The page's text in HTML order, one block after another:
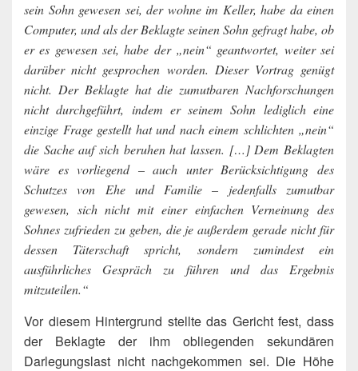
sein Sohn gewesen sei, der wohne im Keller, habe da einen
Computer, und als der Beklagte seinen Sohn gefragt habe, ob
er es gewesen sei, habe der „nein“ geantwortet, weiter sei
darüber nicht gesprochen worden. Dieser Vortrag genügt
nicht. Der Beklagte hat die zumutbaren Nachforschungen
nicht durchgeführt, indem er seinem Sohn lediglich eine
einzige Frage gestellt hat und nach einem schlichten „nein“
die Sache auf sich beruhen hat lassen. […] Dem Beklagten
wäre es vorliegend – auch unter Berücksichtigung des
Schutzes von Ehe und Familie – jedenfalls zumutbar
gewesen, sich nicht mit einer einfachen Verneinung des
Sohnes zufrieden zu geben, die je außerdem gerade nicht für
dessen Täterschaft spricht, sondern zumindest ein
ausführliches Gespräch zu führen und das Ergebnis
mitzuteilen.“
Vor diesem Hintergrund stellte das Gericht fest, dass
der Beklagte der ihm obliegenden sekundären
Darlegungslast nicht nachgekommen sei. Die Höhe